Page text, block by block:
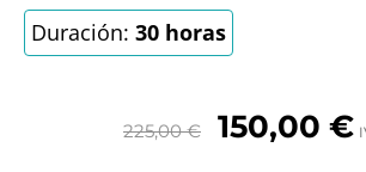
Duración: 30 horas
225,00€ 150,00 €